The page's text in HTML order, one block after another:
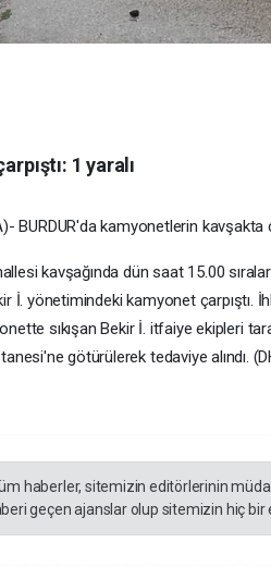
1 yaralı
BURDUR'da kamyonetlerin kavşakta
kavşağında dün saat 15.00
İ. yönetimindeki kamyonet çarpıştı.
sıkışan Bekir İ. itfaiye ekipleri
götürülerek tedaviye alındı.
haberler, sitemizin editörlerinin
geçen ajanslar olup sitemizin hiç bir